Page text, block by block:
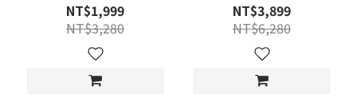
NT$1,999
NT$3,280
NT$3,899
NT$6,280